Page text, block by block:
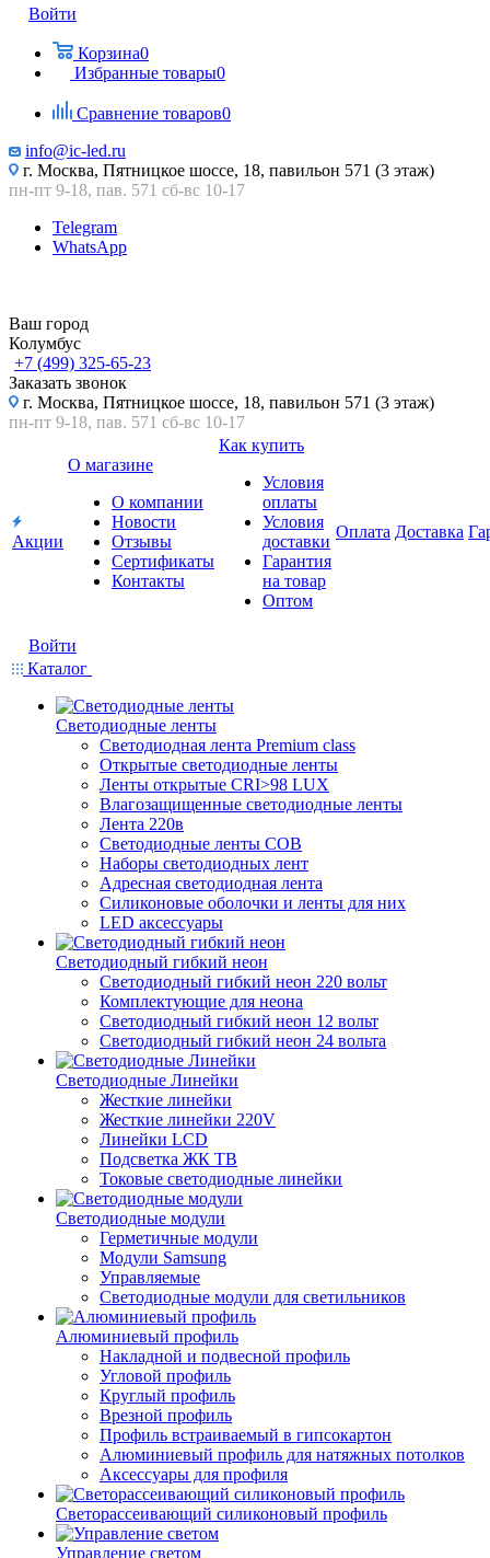
Войти
Корзина0
Избранные товары0
Сравнение товаров0
info@ic-led.ru
г. Москва, Пятницкое шоссе, 18, павильон 571 (3 этаж)
пн-пт 9-18, пав. 571 сб-вс 10-17
Telegram
WhatsApp
Ваш город
Колумбус
+7 (499) 325-65-23
Заказать звонок
г. Москва, Пятницкое шоссе, 18, павильон 571 (3 этаж)
пн-пт 9-18, пав. 571 сб-вс 10-17
Акции
О магазине
О компании
Новости
Отзывы
Сертификаты
Контакты
Как купить
Условия
оплаты
Условия
доставки
Гарантия
на товар
Оптом
Оплата Доставка
Войти
Каталог
Светодиодные ленты
Светодиодная лента Premium class
Открытые светодиодные ленты
Ленты открытые CRI>98 LUX
Влагозащищенные светодиодные ленты
Лента 220в
Светодиодные ленты COB
Наборы светодиодных лент
Адресная светодиодная лента
Силиконовые оболочки и ленты для них
LED аксессуары
Светодиодный гибкий неон
Светодиодный гибкий неон 220 вольт
Комплектующие для неона
Светодиодный гибкий неон 12 вольт
Светодиодный гибкий неон 24 вольта
Светодиодные Линейки
Жесткие линейки
Жесткие линейки 220V
Линейки LCD
Подсветка ЖК ТВ
Токовые светодиодные линейки
Светодиодные модули
Герметичные модули
Модули Samsung
Управляемые
Светодиодные модули для светильников
Алюминиевый профиль
Накладной и подвесной профиль
Угловой профиль
Круглый профиль
Врезной профиль
Профиль встраиваемый в гипсокартон
Алюминиевый профиль для натяжных потолков
Аксессуары для профиля
Светорассеивающий силиконовый профиль
Управление светом